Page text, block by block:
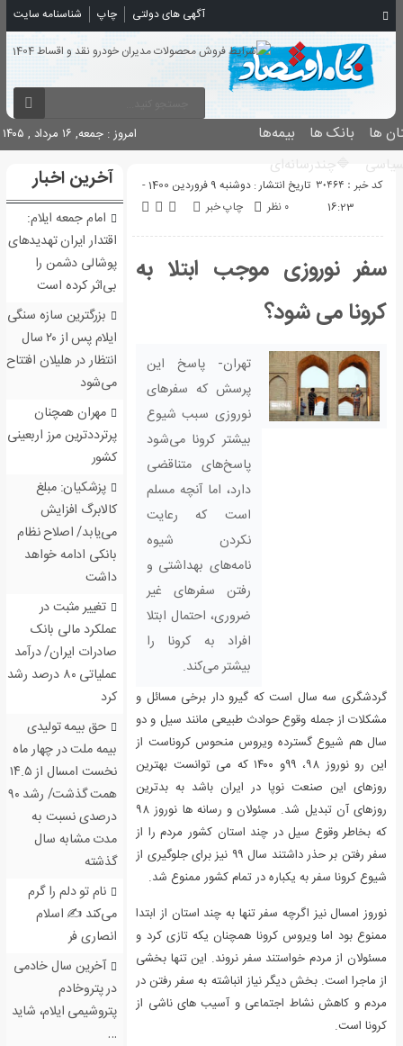
آگهی های دولتی چاپ شناسنامه سایت
بانک ها
بیمه‌ها
🔷چندرسانه‌ای
امروز : جمعه, ۱۶ مرداد , ۱۴۰۵
کد خبر : 30464
تاریخ انتشار : دوشنبه 9 فروردین 1400 -
16:23
چاپ خبر ۰ نظر
سفر نوروزی موجب ابتلا به
کرونا می شود؟
تهران- پاسخ این
پرسش که سفرهای
نوروزی سبب شیوع
بیشتر کرونا می‌شود
پاسخ‌های متناقضی
دارد، اما آنچه مسلم
است که رعایت
نکردن شیوه
نامه‌های بهداشتی و
رفتن سفرهای غیر
ضروری، احتمال ابتلا
افراد به کرونا را
بیشتر می‌کند.
گردشگری سه سال است که گیرو دار برخی مسائل و
مشکلات از جمله وقوع حوادث طبیعی مانند سیل و دو
سال هم شیوع گسترده ویروس منحوس کروناست از
این رو نوروز ۹۸، ۹۹و ۱۴۰۰ که می توانست بهترین
روزهای این صنعت نوپا در ایران باشد به بدترین
روزهای آن تبدیل شد. مسئولان و رسانه ها نوروز ۹۸
که بخاطر وقوع سیل در چند استان کشور مردم را از
سفر رفتن بر حذر داشتند سال ۹۹ نیز برای جلوگیری از
شیوع کرونا سفر به یکباره در تمام کشور ممنوع شد.
نوروز امسال نیز اگرچه سفر تنها به چند استان از ابتدا
ممنوع بود اما ویروس کرونا همچنان یکه تازی کرد و
مسئولان از مردم خواستند سفر نروند. این تنها بخشی
از ماجرا است. بخش دیگر نیاز انباشته به سفر رفتن در
مردم و کاهش نشاط اجتماعی و آسیب های ناشی از
کرونا است.
آخرین اخبار
امام جمعه ایلام:
اقتدار ایران تهدیدهای
پوشالی دشمن را
بی‌اثر کرده است
بزرگترین سازه سنگی
ایلام پس از ۲۰ سال
انتظار در هلیلان افتتاح
می‌شود
مهران همچنان
پرترددترین مرز اربعینی
کشور
پزشکیان: مبلغ
کالابرگ افزایش
می‌یابد/ اصلاح نظام
بانکی ادامه خواهد
داشت
تغییر مثبت در
عملکرد مالی بانک
صادرات ایران/ درآمد
عملیاتی ۸۰ درصد رشد
کرد
حق بیمه تولیدی
بیمه ملت در چهار ماه
نخست امسال از ۱۴.۵
همت گذشت/ رشد ۹۰
درصدی نسبت به
مدت مشابه سال
گذشته
نام تو دلم را گرم
می‌کند ✍️ اسلام
انصاری فر
آخرین سال خادمی
در پتروخادم
پتروشیمی ایلام، شاید
…